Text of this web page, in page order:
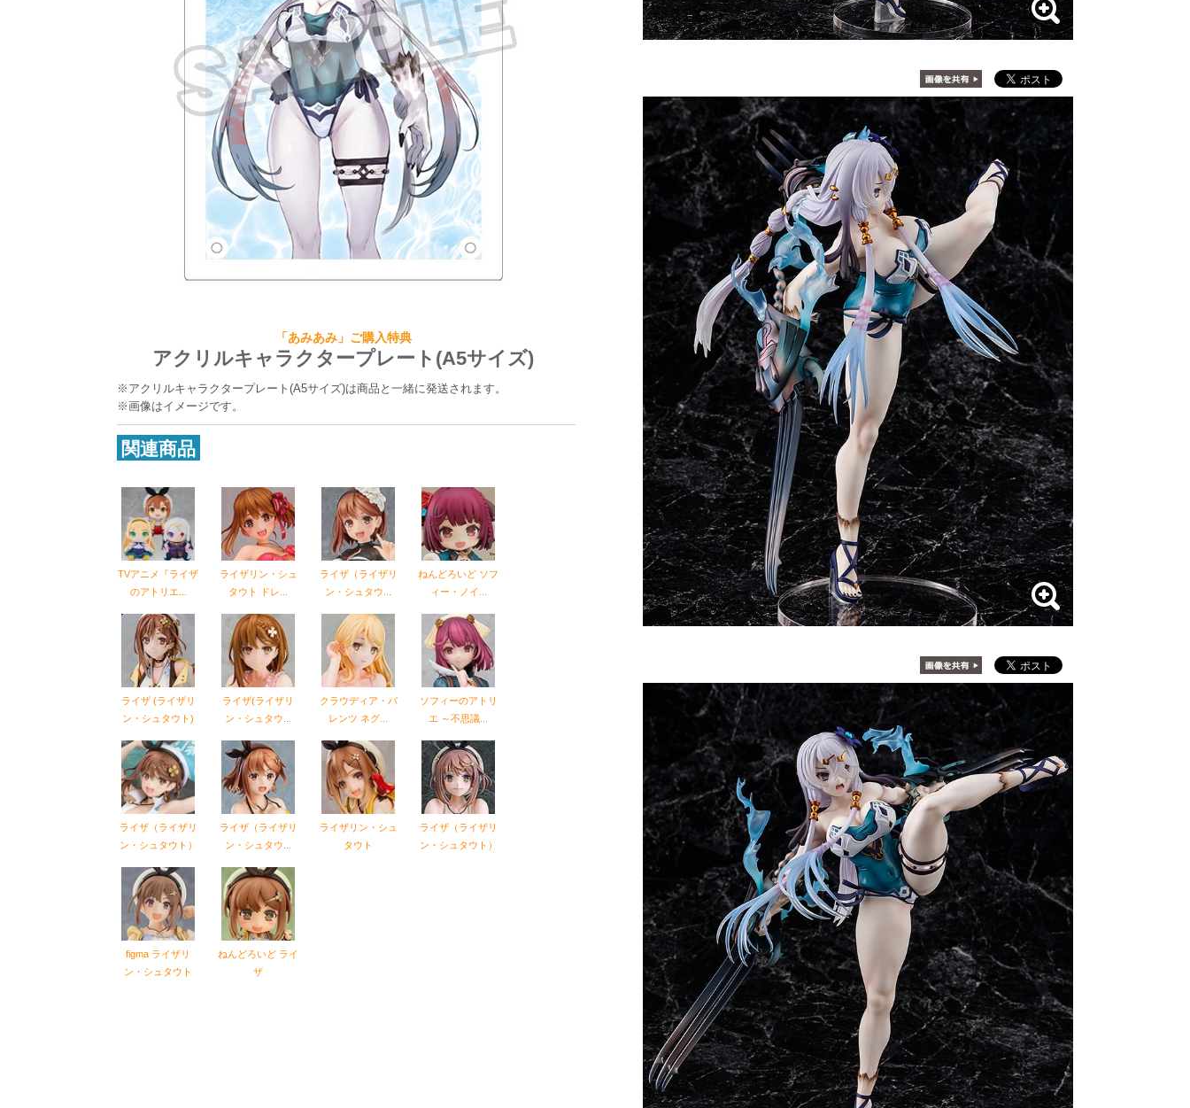
「あみあみ」ご購入特典
アクリルキャラクタープレート(A5サイズ)
※アクリルキャラクタープレート(A5サイズ)は商品と一緒に発送されます。
※画像はイメージです。
関連商品
TVアニメ『ライザ
のアトリエ...
ライザリン・シュ
タウト ドレ...
ライザ（ライザリ
ン・シュタウ...
ねんどろいど ソフ
ィー・ノイ...
ライザ (ライザリ
ン・シュタウト)
ライザ(ライザリ
ン・シュタウ...
クラウディア・バ
レンツ ネグ...
ソフィーのアトリ
エ ～不思議...
ライザ（ライザリ
ン・シュタウト）
ライザ（ライザリ
ン・シュタウ...
ライザリン・シュ
タウト
ライザ（ライザリ
ン・シュタウト）
figma ライザリ
ン・シュタウト
ねんどろいど ライ
ザ